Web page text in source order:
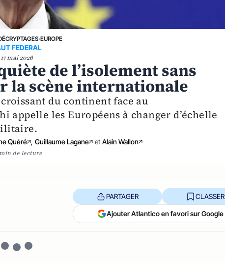
›EUROPE
FEDERAL
17 mai 2026
de l’isolement sans
la scène internationale
du continent face au
appelle les Européens à changer d’échelle
Quéré , Guillaume Lagane et Alain Wallon
de lecture
PARTAGER CLASSER
Ajouter Atlantico en favori sur Google